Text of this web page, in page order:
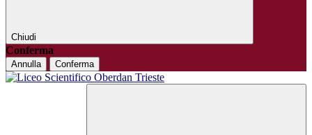
Chiudi
Conferma
Annulla Conferma